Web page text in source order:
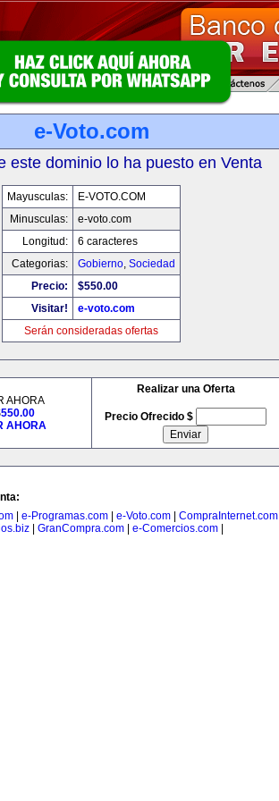
e-Voto.com
este dominio lo ha puesto en Venta
Mayusculas:
E-VOTO.COM
Minusculas:
e-voto.com
Longitud:
6 caracteres
Categorias:
Gobierno, Sociedad
Precio:
$550.00
Visitar!
e-voto.com
Serán consideradas ofertas
AHORA
550.00
AHORA
Realizar una Oferta
Precio Ofrecido $
e-Programas.com e-Voto.com CompraInternet.com
| GranCompra.com| e-Comercios.com|